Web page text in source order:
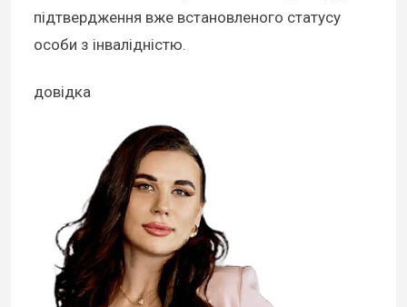
підтвердження вже встановленого статусу
особи з інвалідністю.
довідка